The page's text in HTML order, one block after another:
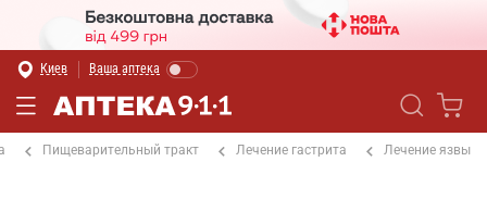
Киев Ваша аптека
Пищеварительный тракт Лечение гастрита Лечение язвы